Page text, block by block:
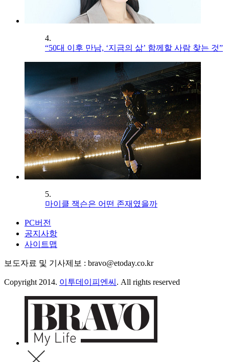
4.
“50대 이후 만남, ‘지금의 삶’ 함께할 사람 찾는 것”
5.
마이클 잭슨은 어떤 존재였을까
PC버전
공지사항
사이트맵
보도자료 및 기사제보 : bravo@etoday.co.kr
Copyright 2014. 이투데이피엔씨 . All rights reserved